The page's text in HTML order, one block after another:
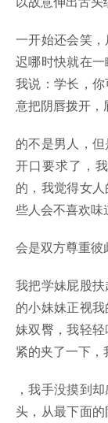
一开始还会笑
迟哪时快就在
我说：学长，
意把阴唇拨开
的不是男人，
开口要求了，
的，我觉得女
些人会不喜欢
会是双方尊重彼
我把学妹屁股
的小妹妹正视
妹双臀，我轻
紧的夹了一下
，我手没摸到
头，从最下面